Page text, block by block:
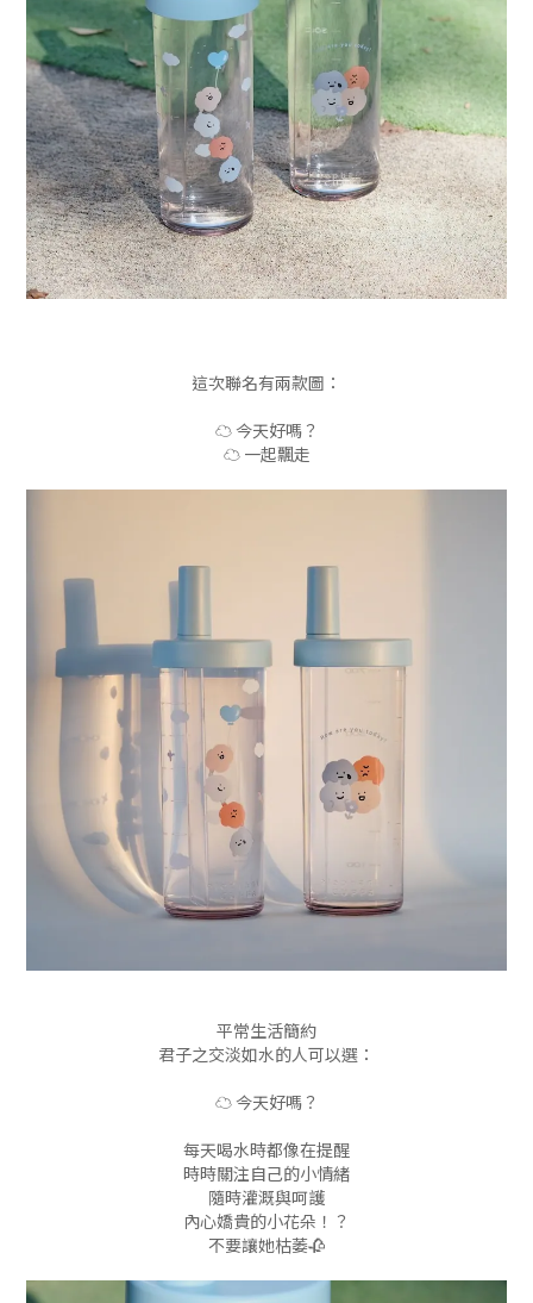
這次聯名有兩款圖：
☁️ 今天好嗎？
☁️ 一起飄走
平常生活簡約
君子之交淡如水的人可以選：
☁️ 今天好嗎？
每天喝水時都像在提醒
時時關注自己的小情緒
隨時灌溉與呵護
內心嬌貴的小花朵！？
不要讓她枯萎🥀